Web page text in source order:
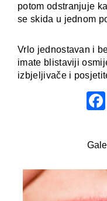
potom odstranjuje
se skida u jednom
Vrlo jednostavan i
imate blistaviji
izbjeljivače i